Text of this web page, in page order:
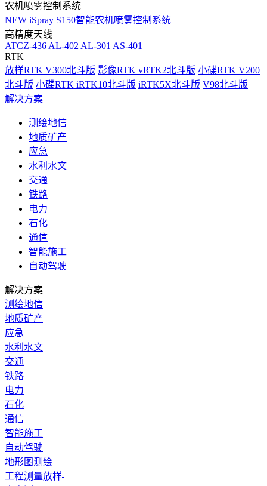
农机喷雾控制系统
NEW iSpray S150智能农机喷雾控制系统
高精度天线
ATCZ-436 AL-402 AL-301 AS-401
RTK
放样RTK V300北斗版 影像RTK vRTK2北斗版 小碟RTK V200
北斗版 小碟RTK iRTK10北斗版 iRTK5X北斗版 V98北斗版
解决方案
测绘地信
地质矿产
应急
水利水文
交通
铁路
电力
石化
通信
智能施工
自动驾驶
解决方案
测绘地信
地质矿产
应急
水利水文
交通
铁路
电力
石化
通信
智能施工
自动驾驶
地形图测绘
工程测量放样